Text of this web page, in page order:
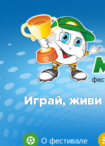
Играй,
О фестивале